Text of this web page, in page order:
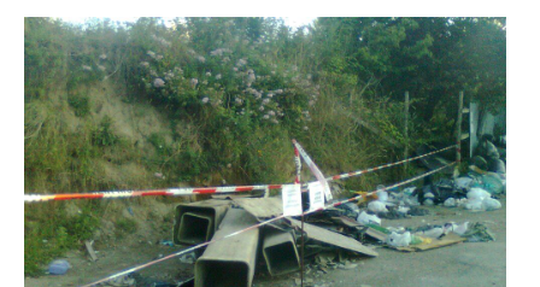
Marano,
i
ladri
“anticipano”
il
Comune:
rubano
l’amianto
dalla
strada
nel